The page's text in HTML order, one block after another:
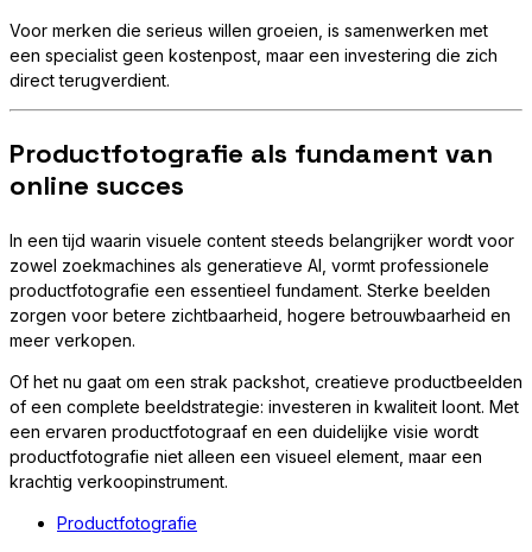
Voor merken die serieus willen groeien, is samenwerken met
een specialist geen kostenpost, maar een investering die zich
direct terugverdient.
Productfotografie als fundament van
online succes
In een tijd waarin visuele content steeds belangrijker wordt voor
zowel zoekmachines als generatieve AI, vormt professionele
productfotografie een essentieel fundament. Sterke beelden
zorgen voor betere zichtbaarheid, hogere betrouwbaarheid en
meer verkopen.
Of het nu gaat om een strak packshot, creatieve productbeelden
of een complete beeldstrategie: investeren in kwaliteit loont. Met
een ervaren productfotograaf en een duidelijke visie wordt
productfotografie niet alleen een visueel element, maar een
krachtig verkoopinstrument.
Productfotografie